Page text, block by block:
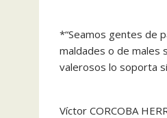
*“Seamos gentes de
maldades o de males
valerosos lo soporta
Víctor CORCOBA